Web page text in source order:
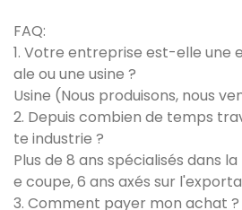
FAQ:
1. Votre entreprise est-elle une
ale ou une usine ?
Usine (Nous produisons, nous
2. Depuis combien de temps
te industrie ?
Plus de 8 ans spécialisés dans
e coupe, 6 ans axés sur
3. Comment payer mon achat ?